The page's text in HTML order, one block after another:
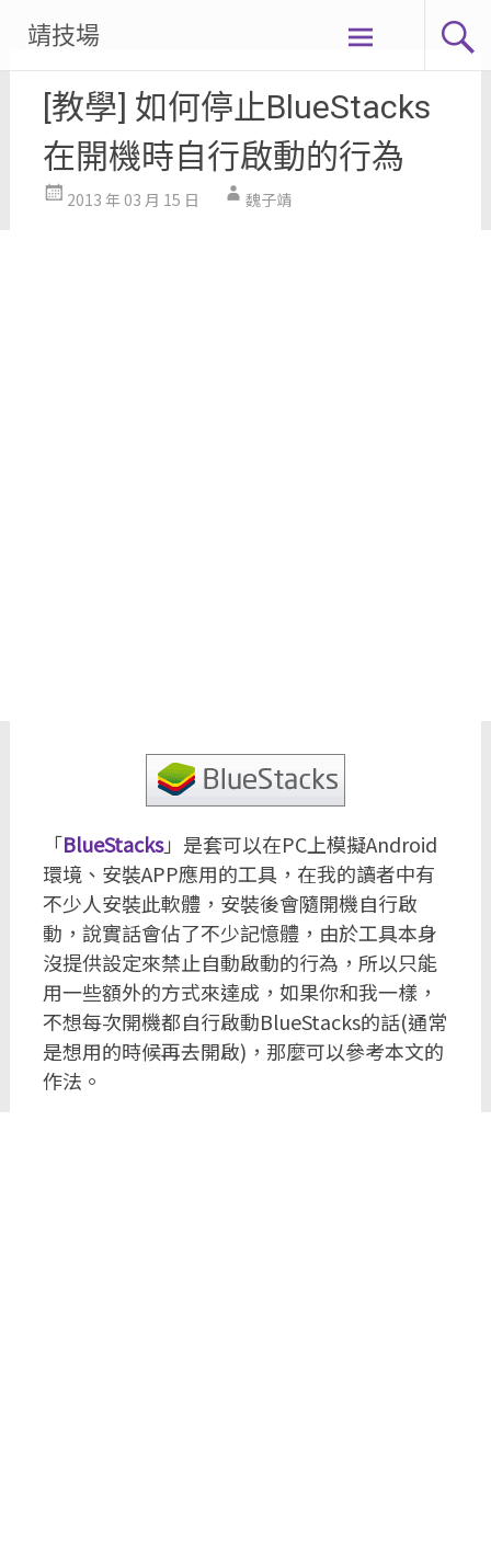
content
靖技場
[教學] 如何停止BlueStacks
在開機時自行啟動的行為
2013 年 03 月 15 日 魏子靖
「BlueStacks」是套可以在PC上模擬Android
環境、安裝APP應用的工具，在我的讀者中有
不少人安裝此軟體，安裝後會隨開機自行啟
動，說實話會佔了不少記憶體，由於工具本身
沒提供設定來禁止自動啟動的行為，所以只能
用一些額外的方式來達成，如果你和我一樣，
不想每次開機都自行啟動BlueStacks的話(通常
是想用的時候再去開啟)，那麼可以參考本文的
作法。